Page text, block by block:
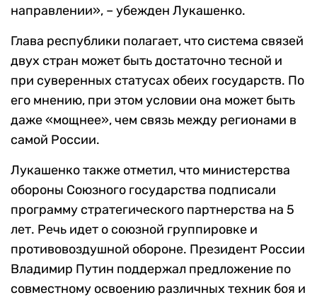
направлении», – убежден Лукашенко.
Глава республики полагает, что система связей
двух стран может быть достаточно тесной и
при суверенных статусах обеих государств. По
его мнению, при этом условии она может быть
даже «мощнее», чем связь между регионами в
самой России.
Лукашенко также отметил, что министерства
обороны Союзного государства подписали
программу стратегического партнерства на 5
лет. Речь идет о союзной группировке и
противовоздушной обороне. Президент России
Владимир Путин поддержал предложение по
совместному освоению различных техник боя и